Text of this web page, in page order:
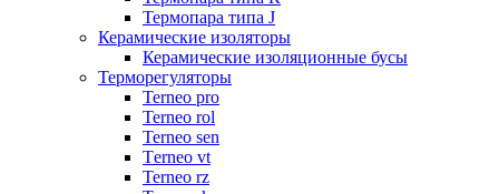
Термопара типа J
Керамические изоляторы
Керамические изоляционные бусы
Терморегуляторы
Terneo pro
Terneo rol
Terneo sen
Тerneo vt
Terneo rz